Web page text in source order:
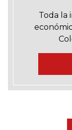
Toda la